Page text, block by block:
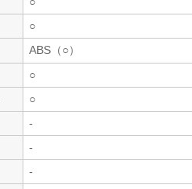
○
ABS（○）
○
○
-
-
-